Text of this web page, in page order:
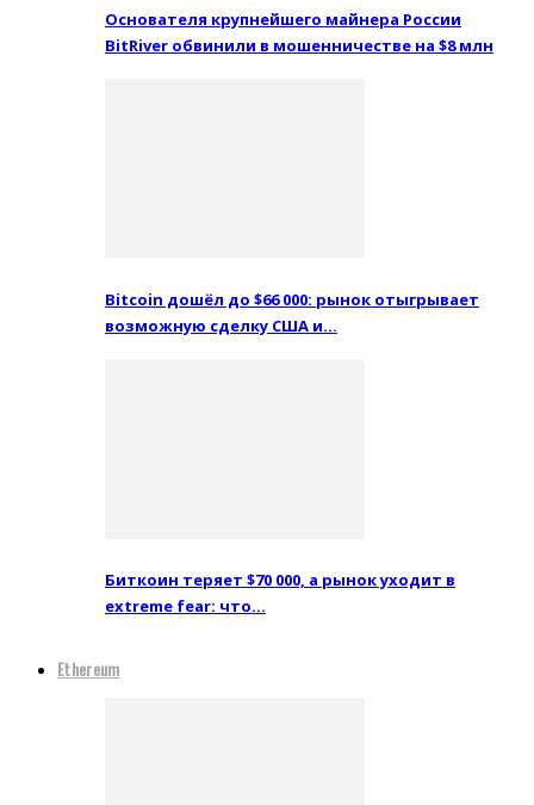
Основателя крупнейшего майнера России
BitRiver обвинили в мошенничестве на $8 млн
Bitcoin дошёл до $66 000: рынок отыгрывает
возможную сделку США и…
Биткоин теряет $70 000, а рынок уходит в
extreme fear: что…
Ethereum